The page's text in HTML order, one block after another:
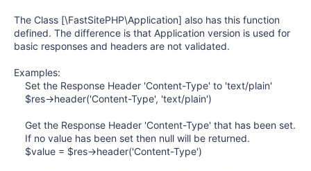
The Class [\FastSitePHP\Application] also has this function
defined. The difference is that Application version is used for
basic responses and headers are not validated.
Examples:
Set the Response Header 'Content-Type' to 'text/plain'
$res->header('Content-Type', 'text/plain')
Get the Response Header 'Content-Type' that has been set.
If no value has been set then null will be returned.
$value = $res->header('Content-Type')